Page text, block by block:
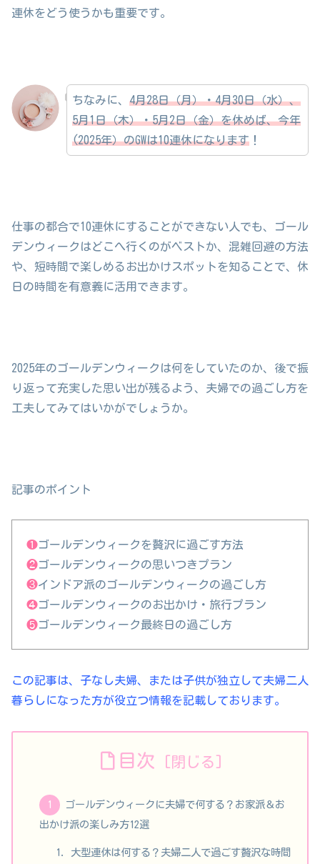
連休をどう使うかも重要です。
ちなみに、 4月28日（月）・4月30日（水）、
5月1日（木）・5月2日（金）を休めば、今年
(2025年）のGWは10連休になります！
仕事の都合で10連休にすることができない人でも、ゴール
デンウィークはどこへ行くのがベストか、混雑回避の方法
や、短時間で楽しめるお出かけスポットを知ることで、休
日の時間を有意義に活用できます。
2025年のゴールデンウィークは何をしていたのか、後で振
り返って充実した思い出が残るよう、夫婦での過ごし方を
工夫してみてはいかがでしょうか。
記事のポイント
❶ゴールデンウィークを贅沢に過ごす方法
❷ゴールデンウィークの思いつきプラン
❸インドア派のゴールデンウィークの過ごし方
❹ゴールデンウィークのお出かけ・旅行プラン
❺ゴールデンウィーク最終日の過ごし方
この記事は、子なし夫婦、または子供が独立して夫婦二人
暮らしになった方が役立つ情報を記載しております。
目次
ゴールデンウィークに夫婦で何する？お家派＆お
出かけ派の楽しみ方12選
大型連休は何する？夫婦二人で過ごす贅沢な時間